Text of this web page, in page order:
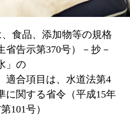
食品、添加物等の規格
省告示第370号）－抄－
」の
適合項目は、水道法第4
に関する省令（平成15年
101号）